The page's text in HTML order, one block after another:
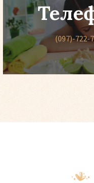
(097)-722-